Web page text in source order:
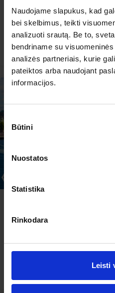
Naudojame slapukus, kad
bei skelbimus, teikti
analizuoti srautą. Be to,
bendriname su
analizės partneriais, kurie
pateiktos arba naudojant
informacijos.
Sutikimo
pasirinkimas
Būtini
Nuostatos
Statistika
Rinkodara
Leisti
2026.08.26– 08.29Išparduota
Nuo433 €